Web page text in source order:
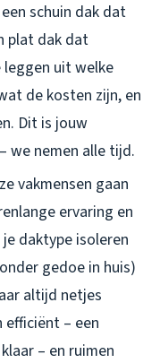
schuin dak dat
plat dak dat
leggen uit welke
de kosten zijn, en
Dit is jouw
we nemen alle tijd.
vakmensen gaan
ervaring en
daktype isoleren
gedoe in huis)
altijd netjes
efficiënt – een
– en ruimen